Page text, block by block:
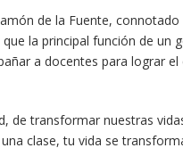
de la Fuente,
la principal función de un
a docentes para lograr el
de transformar nuestras
clase, tu vida se